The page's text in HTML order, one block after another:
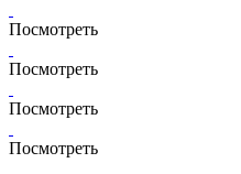
Посмотреть
Посмотреть
Посмотреть
Посмотреть